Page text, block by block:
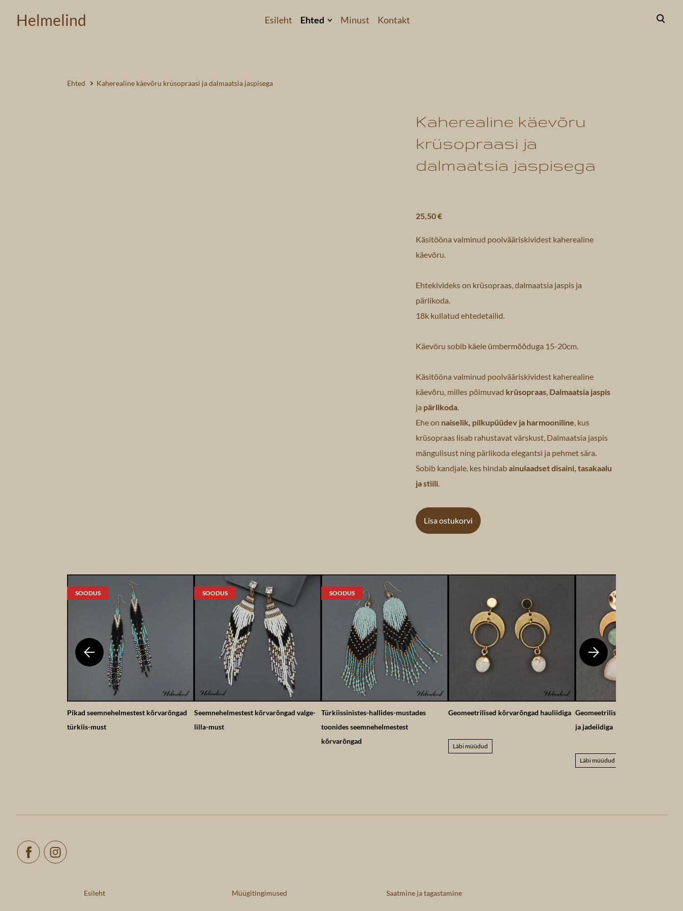
Helmelind Esileht Ehted Minust Kontakt
Ehted Kaherealine käevõru krüsopraasi ja dalmaatsia jaspisega
Kaherealine käevõru
krüsopraasi ja
dalmaatsia jaspisega
25,50 €
Käsitööna valminud poolvääriskividest kaherealine
käevõru.
Ehtekivideks on krüsopraas, dalmaatsia jaspis ja
pärlikoda.
18k kullatud ehtedetailid.
Käevõru sobib käele ümbermõõduga 15-20cm.
Käsitööna valminud poolvääriskividest kaherealine
käevõru, milles põimuvad krüsopraas, Dalmaatsia jaspis
ja pärlikoda.
Ehe on naiselik, pilkupüüdev ja harmooniline, kus
krüsopraas lisab rahustavat värskust, Dalmaatsia jaspis
mängulisust ning pärlikoda elegantsi ja pehmet sära.
Sobib kandjale, kes hindabainulaadset disaini, tasakaalu
ja stiili.
Lisa ostukorvi
SOODUS
Pikad seemnehelmestest kõrvarõngad
türkiis-must
SOODUS
Seemnehelmestest kõrvarõngad valge-
lilla-must
SOODUS
Türkiissinistes-hallides-mustades
toonides seemnehelmestest
kõrvarõngad
Geomeetrilised kõrvarõngad hauliidiga
Läbi müüdud
Geomeetrilised kõrvarõngad
ja jadeiidiga
Läbi müüdud
Esileht Müügitingimused Saatmine ja tagastamine